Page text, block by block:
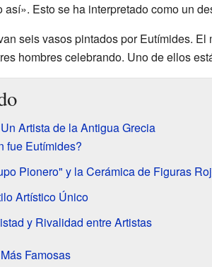
así». Esto se ha interpretado como un
seis vasos pintados por Eutímides. El
hombres celebrando. Uno de ellos
Artista de la Antigua Grecia
fue Eutímides?
Pionero" y la Cerámica de Figuras
Artístico Único
y Rivalidad entre Artistas
Famosas